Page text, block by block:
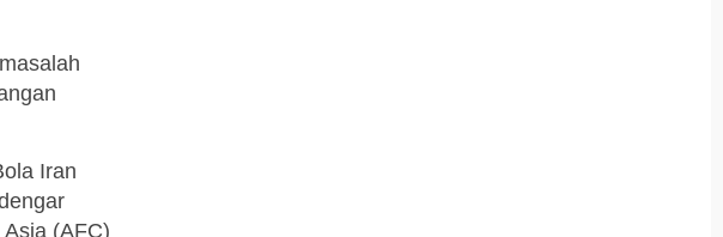
Iran
(AFC)